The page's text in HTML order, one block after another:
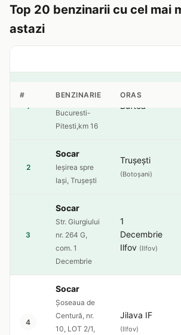
Top 20 benzinarii cu cel mai
astazi
# BENZINARIE ORAS
1
sos.
Bucuresti-
Pitesti,km 16
Buftea
2
Socar
Ieșirea spre
Iași, Trușești
Trușești
(Botoșani)
3
Socar
Str. Giurgiului
nr. 264 G,
com. 1
Decembrie
1
Decembrie
Ilfov (Ilfov)
4
Socar
Șoseaua de
Centură, nr.
10, LOT 2/1,
Jilava IF
(Ilfov)